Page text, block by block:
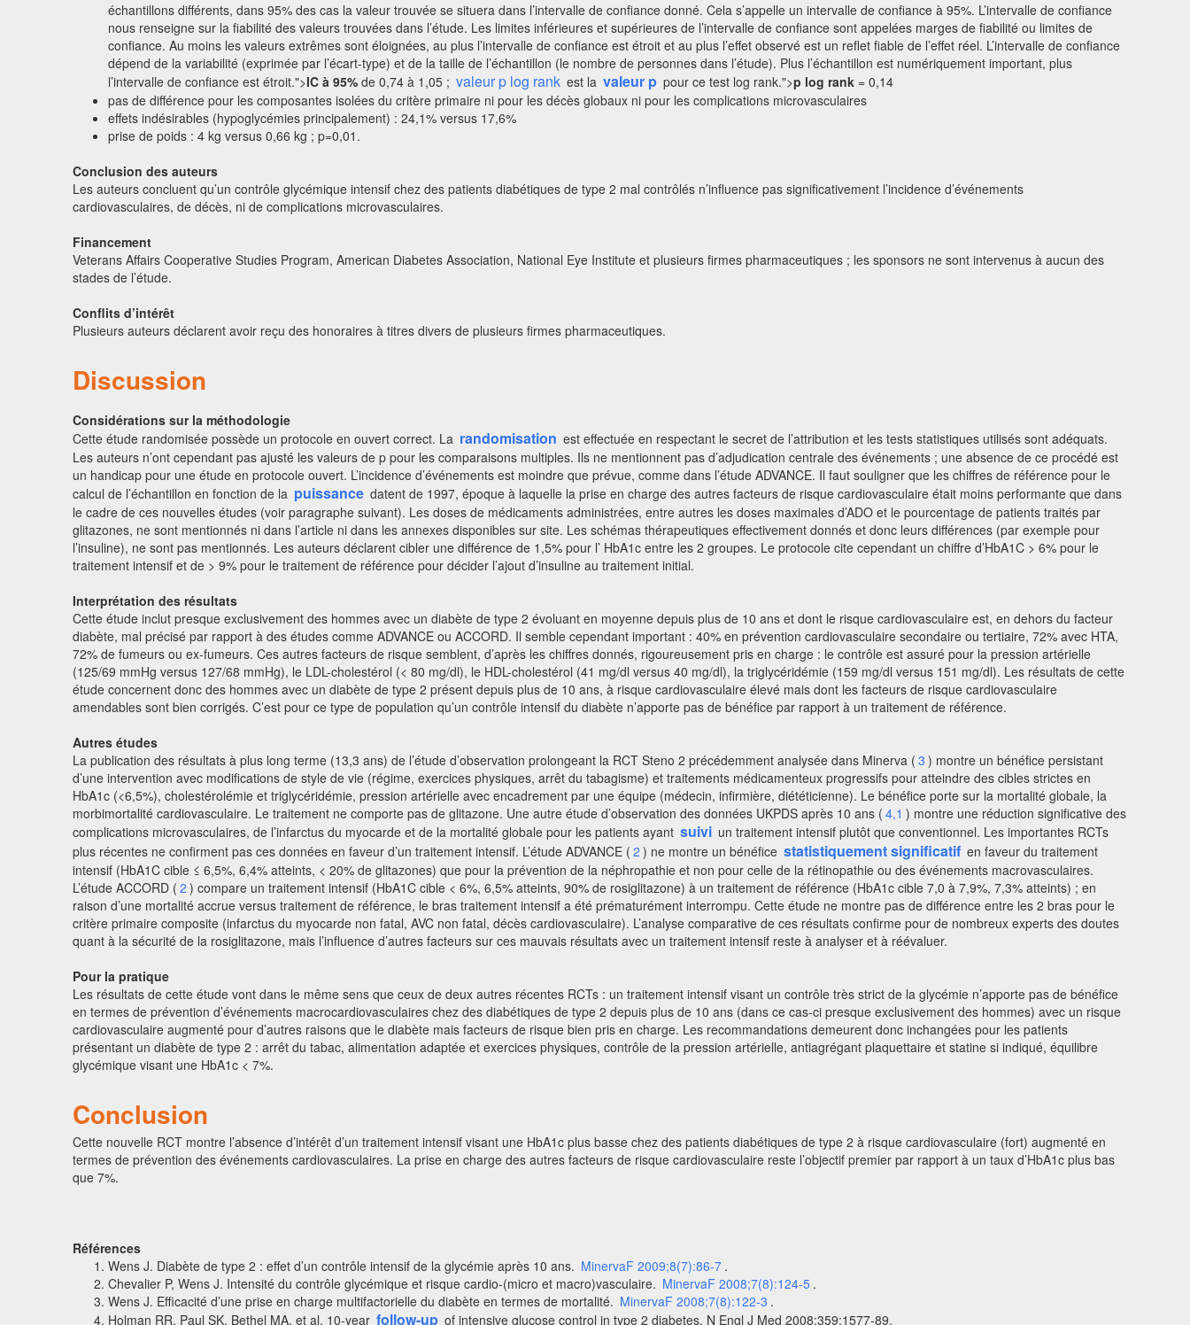
échantillons différents, dans 95% des cas la valeur trouvée se situera dans l’intervalle de confiance donné. Cela s’appelle un intervalle de confiance à 95%. L’intervalle de confiance
nous renseigne sur la fiabilité des valeurs trouvées dans l’étude. Les limites inférieures et supérieures de l’intervalle de confiance sont appelées marges de fiabilité ou limites de
confiance. Au moins les valeurs extrêmes sont éloignées, au plus l’intervalle de confiance est étroit et au plus l’effet observé est un reflet fiable de l’effet réel. L’intervalle de confiance
dépend de la variabilité (exprimée par l’écart-type) et de la taille de l’échantillon (le nombre de personnes dans l’étude). Plus l’échantillon est numériquement important, plus
l’intervalle de confiance est étroit.">IC à 95% de 0,74 à 1,05 ; valeur p log rank est la valeur p pour ce test log rank.">p log rank = 0,14
pas de différence pour les composantes isolées du critère primaire ni pour les décès globaux ni pour les complications microvasculaires
effets indésirables (hypoglycémies principalement) : 24,1% versus 17,6%
prise de poids : 4 kg versus 0,66 kg ; p=0,01.
Conclusion des auteurs
Les auteurs concluent qu’un contrôle glycémique intensif chez des patients diabétiques de type 2 mal contrôlés n’influence pas significativement l’incidence d’événements
cardiovasculaires, de décès, ni de complications microvasculaires.
Financement
Veterans Affairs Cooperative Studies Program, American Diabetes Association, National Eye Institute et plusieurs firmes pharmaceutiques ; les sponsors ne sont intervenus à aucun des
stades de l’étude.
Conflits d’intérêt
Plusieurs auteurs déclarent avoir reçu des honoraires à titres divers de plusieurs firmes pharmaceutiques.
Discussion
Considérations sur la méthodologie
Cette étude randomisée possède un protocole en ouvert correct. La randomisation est effectuée en respectant le secret de l’attribution et les tests statistiques utilisés sont adéquats.
Les auteurs n’ont cependant pas ajusté les valeurs de p pour les comparaisons multiples. Ils ne mentionnent pas d’adjudication centrale des événements ; une absence de ce procédé est
un handicap pour une étude en protocole ouvert. L’incidence d’événements est moindre que prévue, comme dans l’étude ADVANCE. Il faut souligner que les chiffres de référence pour le
calcul de l’échantillon en fonction de la puissance datent de 1997, époque à laquelle la prise en charge des autres facteurs de risque cardiovasculaire était moins performante que dans
le cadre de ces nouvelles études (voir paragraphe suivant). Les doses de médicaments administrées, entre autres les doses maximales d’ADO et le pourcentage de patients traités par
glitazones, ne sont mentionnés ni dans l’article ni dans les annexes disponibles sur site. Les schémas thérapeutiques effectivement donnés et donc leurs différences (par exemple pour
l’insuline), ne sont pas mentionnés. Les auteurs déclarent cibler une différence de 1,5% pour l’ HbA1c entre les 2 groupes. Le protocole cite cependant un chiffre d’HbA1C > 6% pour le
traitement intensif et de > 9% pour le traitement de référence pour décider l’ajout d’insuline au traitement initial.
Interprétation des résultats
Cette étude inclut presque exclusivement des hommes avec un diabète de type 2 évoluant en moyenne depuis plus de 10 ans et dont le risque cardiovasculaire est, en dehors du facteur
diabète, mal précisé par rapport à des études comme ADVANCE ou ACCORD. Il semble cependant important : 40% en prévention cardiovasculaire secondaire ou tertiaire, 72% avec HTA,
72% de fumeurs ou ex-fumeurs. Ces autres facteurs de risque semblent, d’après les chiffres donnés, rigoureusement pris en charge : le contrôle est assuré pour la pression artérielle
(125/69 mmHg versus 127/68 mmHg), le LDL-cholestérol (< 80 mg/dl), le HDL-cholestérol (41 mg/dl versus 40 mg/dl), la triglycéridémie (159 mg/dl versus 151 mg/dl). Les résultats de cette
étude concernent donc des hommes avec un diabète de type 2 présent depuis plus de 10 ans, à risque cardiovasculaire élevé mais dont les facteurs de risque cardiovasculaire
amendables sont bien corrigés. C’est pour ce type de population qu’un contrôle intensif du diabète n’apporte pas de bénéfice par rapport à un traitement de référence.
Autres études
La publication des résultats à plus long terme (13,3 ans) de l’étude d’observation prolongeant la RCT Steno 2 précédemment analysée dans Minerva ( 3 ) montre un bénéfice persistant
d’une intervention avec modifications de style de vie (régime, exercices physiques, arrêt du tabagisme) et traitements médicamenteux progressifs pour atteindre des cibles strictes en
HbA1c (<6,5%), cholestérolémie et triglycéridémie, pression artérielle avec encadrement par une équipe (médecin, infirmière, diététicienne). Le bénéfice porte sur la mortalité globale, la
morbimortalité cardiovasculaire. Le traitement ne comporte pas de glitazone. Une autre étude d’observation des données UKPDS après 10 ans ( 4,1 ) montre une réduction significative des
complications microvasculaires, de l’infarctus du myocarde et de la mortalité globale pour les patients ayant suivi un traitement intensif plutôt que conventionnel. Les importantes RCTs
plus récentes ne confirment pas ces données en faveur d’un traitement intensif. L’étude ADVANCE ( 2 ) ne montre un bénéfice statistiquement significatif en faveur du traitement
intensif (HbA1C cible ≤ 6,5%, 6,4% atteints, < 20% de glitazones) que pour la prévention de la néphropathie et non pour celle de la rétinopathie ou des événements macrovasculaires.
L’étude ACCORD ( 2 ) compare un traitement intensif (HbA1C cible < 6%, 6,5% atteints, 90% de rosiglitazone) à un traitement de référence (HbA1c cible 7,0 à 7,9%, 7,3% atteints) ; en
raison d’une mortalité accrue versus traitement de référence, le bras traitement intensif a été prématurément interrompu. Cette étude ne montre pas de différence entre les 2 bras pour le
critère primaire composite (infarctus du myocarde non fatal, AVC non fatal, décès cardiovasculaire). L’analyse comparative de ces résultats confirme pour de nombreux experts des doutes
quant à la sécurité de la rosiglitazone, mais l’influence d’autres facteurs sur ces mauvais résultats avec un traitement intensif reste à analyser et à réévaluer.
Pour la pratique
Les résultats de cette étude vont dans le même sens que ceux de deux autres récentes RCTs : un traitement intensif visant un contrôle très strict de la glycémie n’apporte pas de bénéfice
en termes de prévention d’événements macrocardiovasculaires chez des diabétiques de type 2 depuis plus de 10 ans (dans ce cas-ci presque exclusivement des hommes) avec un risque
cardiovasculaire augmenté pour d’autres raisons que le diabète mais facteurs de risque bien pris en charge. Les recommandations demeurent donc inchangées pour les patients
présentant un diabète de type 2 : arrêt du tabac, alimentation adaptée et exercices physiques, contrôle de la pression artérielle, antiagrégant plaquettaire et statine si indiqué, équilibre
glycémique visant une HbA1c < 7%.
Conclusion
Cette nouvelle RCT montre l’absence d’intérêt d’un traitement intensif visant une HbA1c plus basse chez des patients diabétiques de type 2 à risque cardiovasculaire (fort) augmenté en
termes de prévention des événements cardiovasculaires. La prise en charge des autres facteurs de risque cardiovasculaire reste l’objectif premier par rapport à un taux d’HbA1c plus bas
que 7%.
Références
Wens J. Diabète de type 2 : effet d’un contrôle intensif de la glycémie après 10 ans. MinervaF 2009;8(7):86-7 .
Chevalier P, Wens J. Intensité du contrôle glycémique et risque cardio-(micro et macro)vasculaire. MinervaF 2008;7(8):124-5 .
Wens J. Efficacité d’une prise en charge multifactorielle du diabète en termes de mortalité. MinervaF 2008;7(8):122-3 .
Holman RR, Paul SK, Bethel MA, et al. 10-year follow-up of intensive glucose control in type 2 diabetes. N Engl J Med 2008;359:1577-89.